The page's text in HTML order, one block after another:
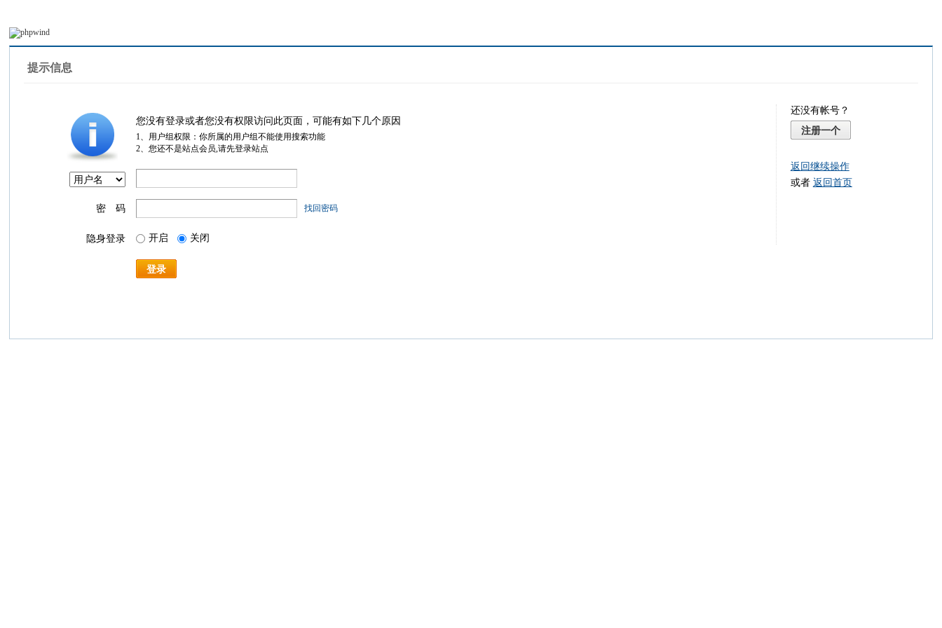
提示信息
您没有登录或者您没有权限访问此页面，可能有如下几个原因
1、用户组权限：你所属的用户组不能使用搜索功能
2、您还不是站点会员,请先登录站点
密 码 找回密码
隐身登录 开启 关闭
登录
还没有帐号？
注册一个
返回继续操作
或者 返回首页